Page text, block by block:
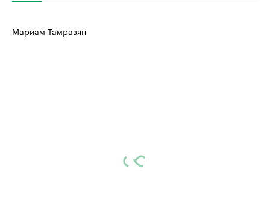
Мариам Тамразян